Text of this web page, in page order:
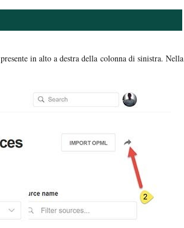
in alto a destra della colonna di sinistra. Nella